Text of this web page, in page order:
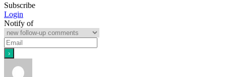
Subscribe
Login
Notify of